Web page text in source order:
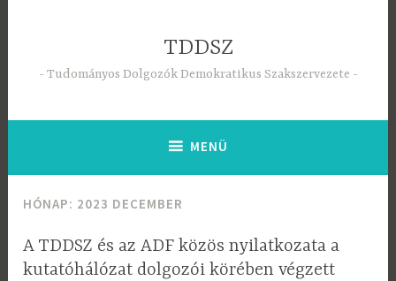
TDDSZ
Tudományos Dolgozók Demokratikus Szakszervezete
MENÜ
HÓNAP: 2023 DECEMBER
A TDDSZ és az ADF közös nyilatkozata a
kutatóhálózat dolgozói körében végzett